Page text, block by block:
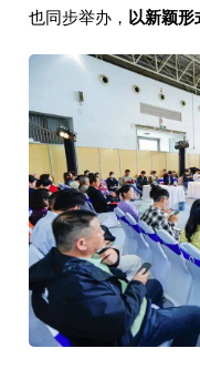
也同步举办， 以新颖形